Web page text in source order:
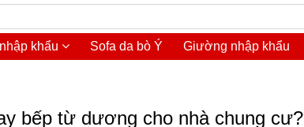
khẩu Sofa da bò Ý Giường nhập khẩu
bếp từ dương cho nhà chung cư?